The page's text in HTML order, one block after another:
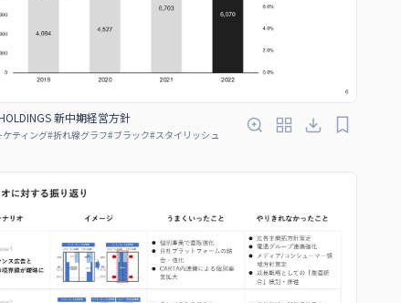
新中期経営方針
ケティング#折れ線グラフ#ブラック#スタイリッシュ